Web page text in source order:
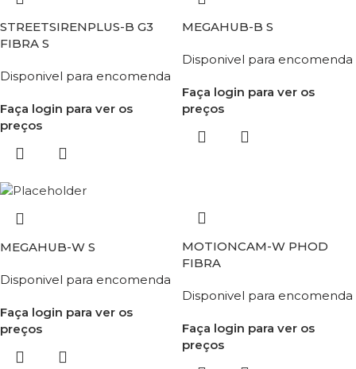
STREETSIRENPLUS-B G3
FIBRA S
Disponivel para encomenda
Faça login para ver os
preços
MEGAHUB-B S
Disponivel para encomenda
Faça login para ver os
preços
MEGAHUB-W S
Disponivel para encomenda
Faça login para ver os
preços
MOTIONCAM-W PHOD
FIBRA
Disponivel para encomenda
Faça login para ver os
preços